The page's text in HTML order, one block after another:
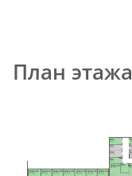
План этажа
MM126
22.3 м²
MM127
22.3 м²
MM128
22.3 м²
MM129
22.3 м²
MM130
22.3 м²
MM131
22.3 м²
MM132
22.3 м²
MM133
37.1 м²
H40
8.9 м²
H41
7.9 м²
H42
10.0 м²
H43
7.5 м²
H44
6.9
6.7
8.0